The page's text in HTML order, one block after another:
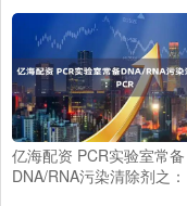
亿海配资 PCR实验室常备
DNA/RNA污染清除剂之